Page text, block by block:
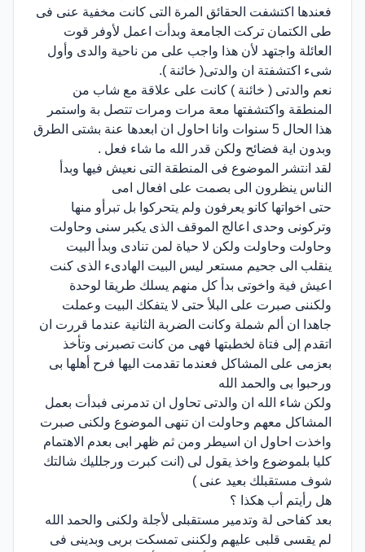
فعندها اكتشفت الحقائق المرة التى كانت مخفية عنى فى
طى الكتمان تركت الجامعة وبدأت اعمل لأوفر قوت
العائلة واجتهد لأن هذا واجب على من ناحية والدى وأول
شىء اكتشفتة ان والدتى( خائنة ).
نعم والدتى ( خائنة ) كانت على علاقة مع شاب من
المنطقة واكتشفتها معة مرات ومرات تتصل بة واستمر
هذا الحال 5 سنوات وانا احاول ان ابعدها عنة بشتى الطرق
وبدون اية فضائح ولكن قدر الله ما شاء فعل .
لقد انتشر الموضوع فى المنطقة التى نعيش فيها وبدأ
الناس ينظرون الى بصمت على افعال امى
حتى اخواتها كانو يعرفون ولم يتحركوا بل تبرأو منها
وتركونى وحدى اعالج الموقف الذى يكبر سنى وحاولت
وحاولت وحاولت ولكن لا حياة لمن تنادى وبدأ البيت
ينقلب الى جحيم مستعر ليس البيت الهادىء الذى كنت
اعيش فية واخوتى بدأ كل منهم يسلك طريقا لوحدة
ولكننى صبرت على البلأ حتى لا يتفكك البيت وعملت
جاهدا ان ألم شملة وكانت الضربة الثانية عندما قررت ان
اتقدم إلى فتاة لخطبتها فهى من كانت تصبرنى وتأخذ
بعزمى على المشاكل فعندما تقدمت اليها فرح أهلها بى
ورحبوا بى والحمد الله
ولكن شاء الله ان والدتى تحاول ان تدمرنى فبدأت بعمل
المشاكل معهم وحاولت ان تنهى الموضوع ولكنى صبرت
واخذت احاول ان اسيطر ومن ثم ظهر ابى بعدم الاهتمام
كليا بلموضوع واخذ يقول لى (انت كبرت ورجلليك شالتك
شوف مستقبلك بعيد عنى )
هل رأيتم أب هكذا ؟
بعد كفاحى لة وتدمير مستقبلى لأجلة ولكنى والحمد الله
لم يقسى قلبى عليهم ولكننى تمسكت بربى وبدينى فى